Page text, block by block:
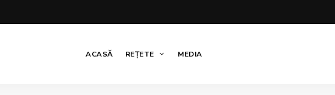
ACASĂ REȚETE MEDIA